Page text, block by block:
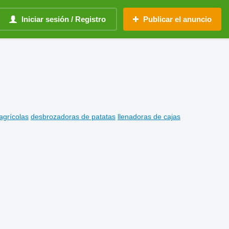
Iniciar sesión / Registro Publicar el anuncio
desbrozadoras de patatas llenadoras de cajas